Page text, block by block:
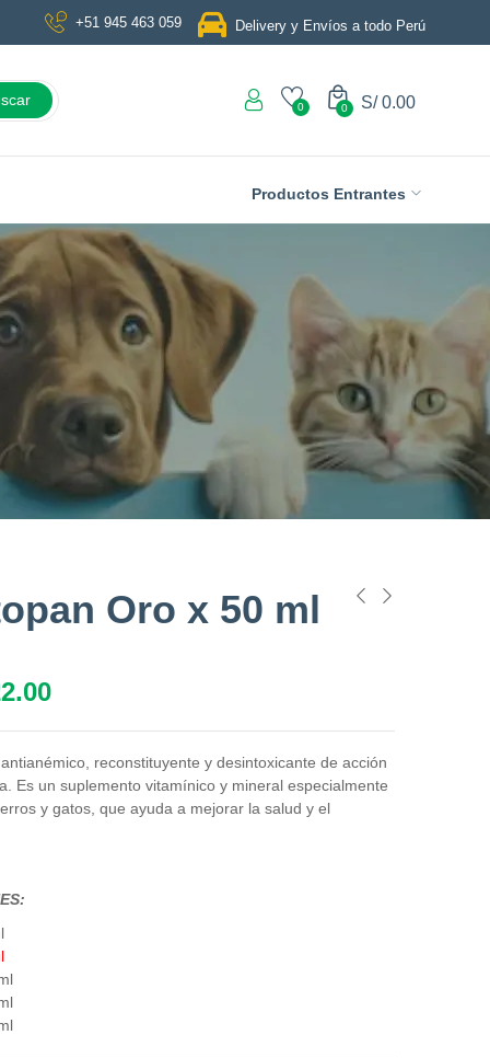
+51 945 463 059 Delivery y Envíos a todo Perú
0 S/0.00
0
Productos Entrantes
Oro x 50 ml
reconstituyente y desintoxicante de acción
Es un suplemento vitamínico y mineral especialmente
y gatos, que ayuda a mejorar la salud y el